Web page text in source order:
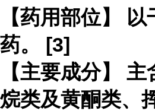
【药用部位】
药。 [3]
【主要成分】
烷类及黄酮类、